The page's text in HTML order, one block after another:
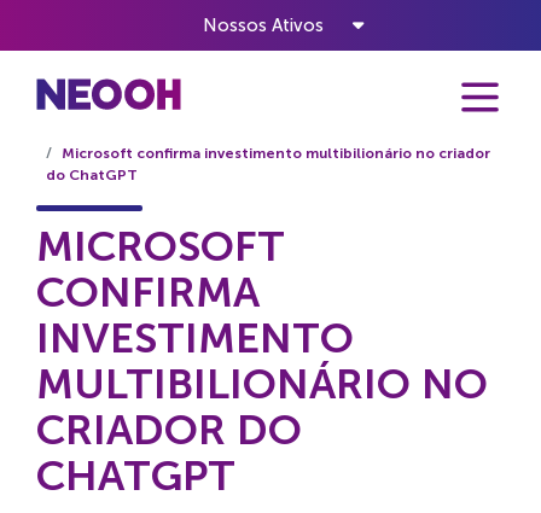
Nossos Ativos
Microsoft confirma investimento multibilionário no criador
do ChatGPT
MICROSOFT
CONFIRMA
INVESTIMENTO
MULTIBILIONÁRIO NO
CRIADOR DO
CHATGPT